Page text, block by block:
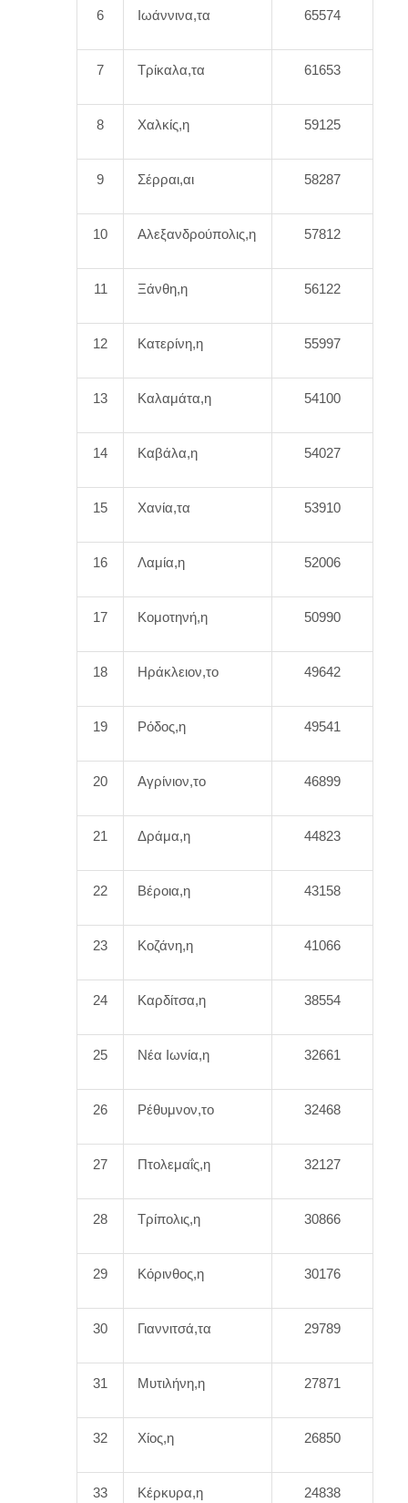
6 Ιωάννινα,τα 65574
7 Τρίκαλα,τα 61653
8 Χαλκίς,η 59125
9 Σέρραι,αι 58287
10 Αλεξανδρούπολις,η 57812
11 Ξάνθη,η 56122
12 Κατερίνη,η 55997
13 Καλαμάτα,η 54100
14 Καβάλα,η 54027
15 Χανία,τα 53910
16 Λαμία,η 52006
17 Κομοτηνή,η 50990
18 Ηράκλειον,το 49642
19 Ρόδος,η 49541
20 Αγρίνιον,το 46899
21 Δράμα,η 44823
22 Βέροια,η 43158
23 Κοζάνη,η 41066
24 Καρδίτσα,η 38554
25 Νέα Ιωνία,η 32661
26 Ρέθυμνον,το 32468
27 Πτολεμαΐς,η 32127
28 Τρίπολις,η 30866
29 Κόρινθος,η 30176
30 Γιαννιτσά,τα 29789
31 Μυτιλήνη,η 27871
32 Χίος,η 26850
33 Κέρκυρα,η 24838